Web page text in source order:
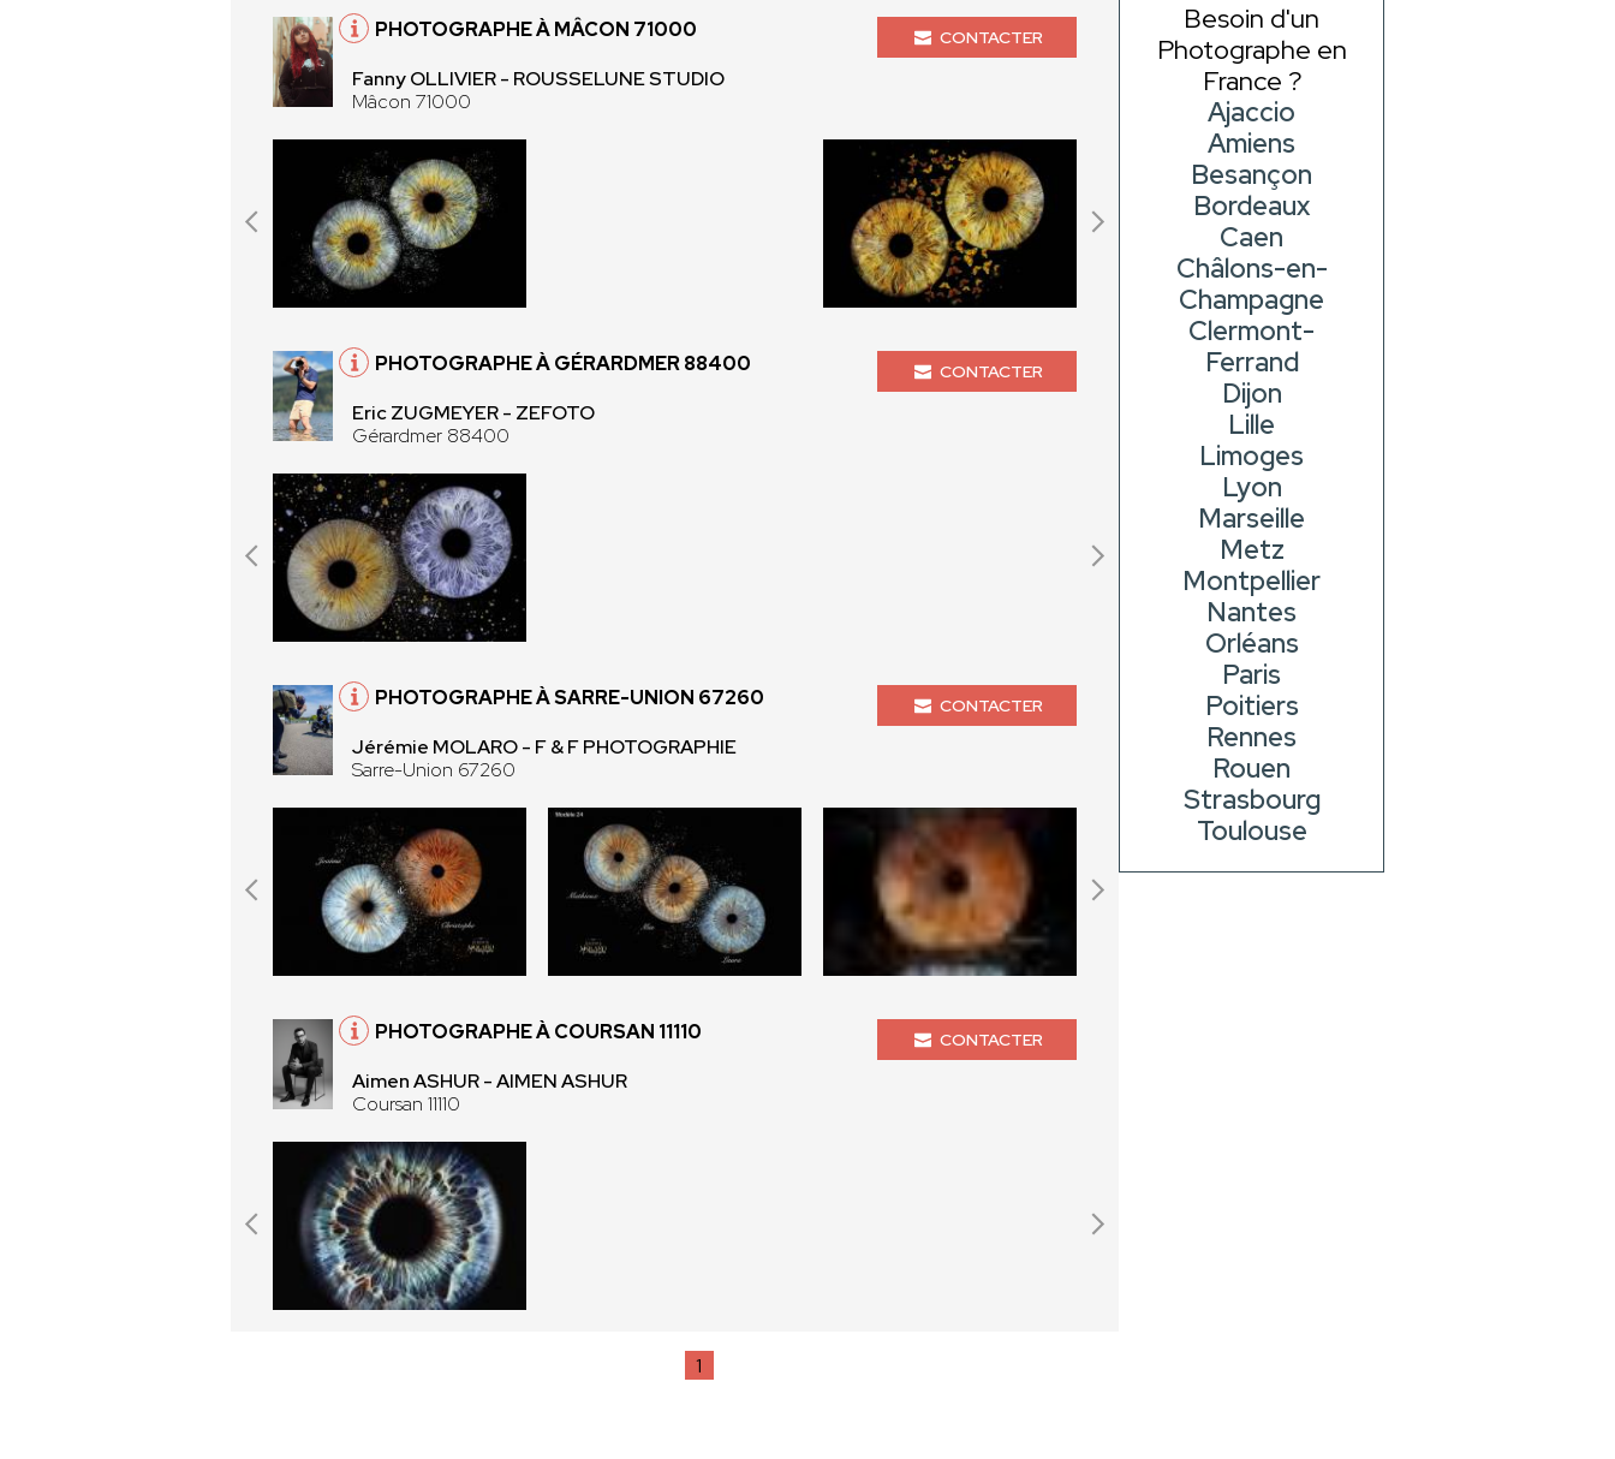
PHOTOGRAPHE À MÂCON 71000
Fanny OLLIVIER - ROUSSELUNE STUDIO
Mâcon 71000
CONTACTER
PHOTOGRAPHE À GÉRARDMER 88400
Eric ZUGMEYER - ZEFOTO
Gérardmer 88400
CONTACTER
PHOTOGRAPHE À SARRE-UNION 67260
Jérémie MOLARO - F & F PHOTOGRAPHIE
Sarre-Union 67260
CONTACTER
PHOTOGRAPHE À COURSAN 11110
Aimen ASHUR - AIMEN ASHUR
Coursan 11110
CONTACTER
1
Besoin d'un
Photographe en
France ?
Ajaccio
Amiens
Besançon
Bordeaux
Caen
Châlons-en-
Champagne
Clermont-
Ferrand
Dijon
Lille
Limoges
Lyon
Marseille
Metz
Montpellier
Nantes
Orléans
Paris
Poitiers
Rennes
Rouen
Strasbourg
Toulouse